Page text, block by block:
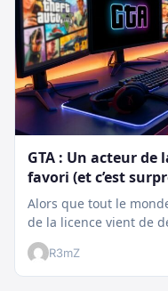
GTA : Un acteur de
favori (et c’est
Alors que tout le
de la licence vient de
R3mZ